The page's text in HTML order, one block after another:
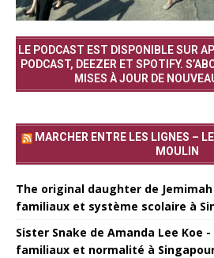
LE PODCAST EST DISPONIBLE SUR
PODCAST, DEEZER ET SPOTIFY.
MISES À JOUR DE
MARCHER ENTRE LES LIGNES –
MOULIN
The original daughter de
familiaux et système scolaire à
Sister Snake de Amanda Lee Koe
familiaux et normalité à